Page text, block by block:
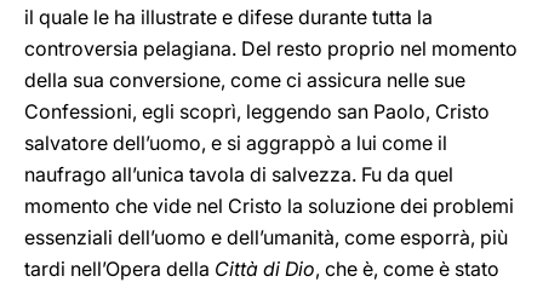
il quale le ha illustrate e difese durante tutta la
controversia pelagiana. Del resto proprio nel momento
della sua conversione, come ci assicura nelle sue
Confessioni, egli scoprì, leggendo san Paolo, Cristo
salvatore dell’uomo, e si aggrappò a lui come il
naufrago all’unica tavola di salvezza. Fu da quel
momento che vide nel Cristo la soluzione dei problemi
essenziali dell’uomo e dell’umanità, come esporrà, più
tardi nell’Opera della Città di Dio, che è, come è stato